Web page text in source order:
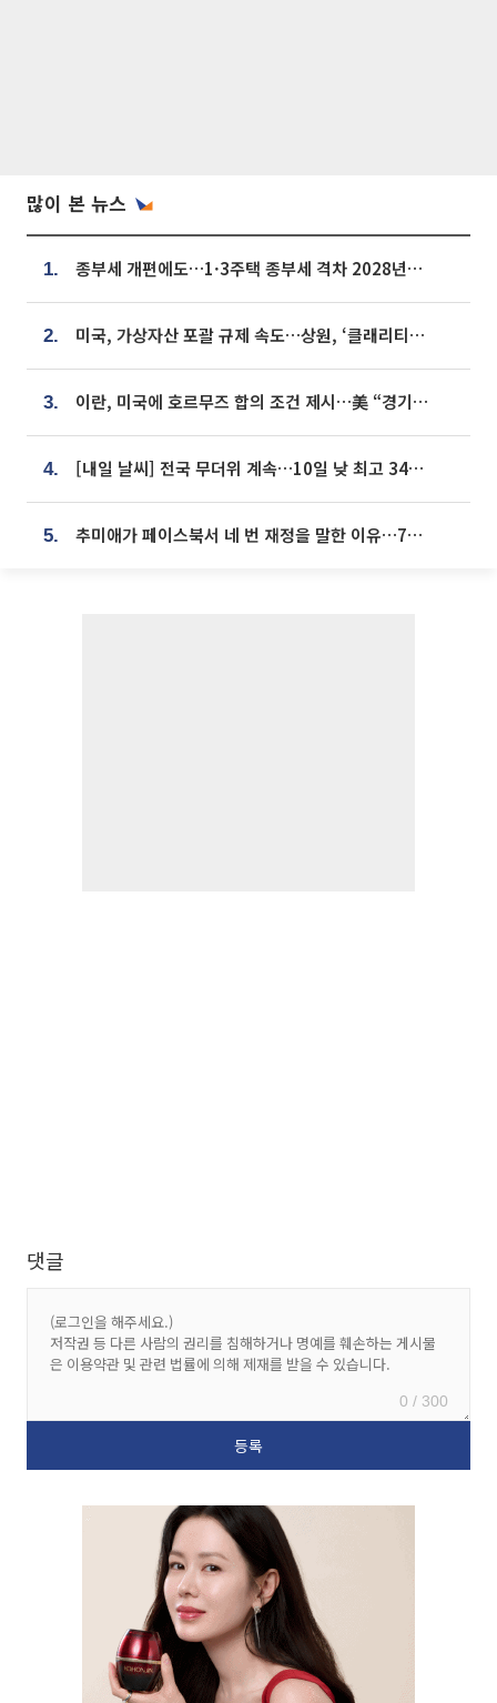
많이 본 뉴스
1. 종부세 개편에도…1·3주택 종부세 격차 2028년부터 확대
2. 미국, 가상자산 포괄 규제 속도…상원, ‘클래리티법’ 9월 절차투표 추진
3. 이란, 미국에 호르무즈 합의 조건 제시…美 “경기 아직 안 끝나” [종합]
4. [내일 날씨] 전국 무더위 계속…10일 낮 최고 34도 육박
5. 추미애가 페이스북서 네 번 재정을 말한 이유…7700억 추경 열쇠는 도의회에
댓글
0 / 300